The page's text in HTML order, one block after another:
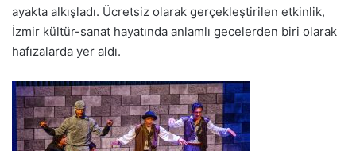
ayakta alkışladı. Ücretsiz olarak gerçekleştirilen etkinlik,
İzmir kültür-sanat hayatında anlamlı gecelerden biri olarak
hafızalarda yer aldı.